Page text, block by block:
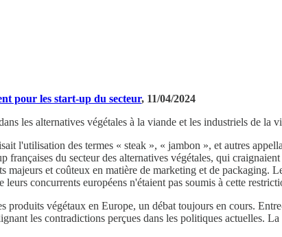
pour les start-up du secteur, 11/04/2024
les alternatives végétales à la viande et les industriels de la
l'utilisation des termes « steak », « jambon », et autres
du secteur des alternatives végétales, qui
majeurs et coûteux en matière de marketing et de
concurrents européens n'étaient pas soumis à cette
produits végétaux en Europe, un débat toujours en cours.
les contradictions perçues dans les politiques actuelles.